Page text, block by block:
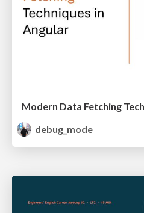
Modern Data Fetching
debug_mode